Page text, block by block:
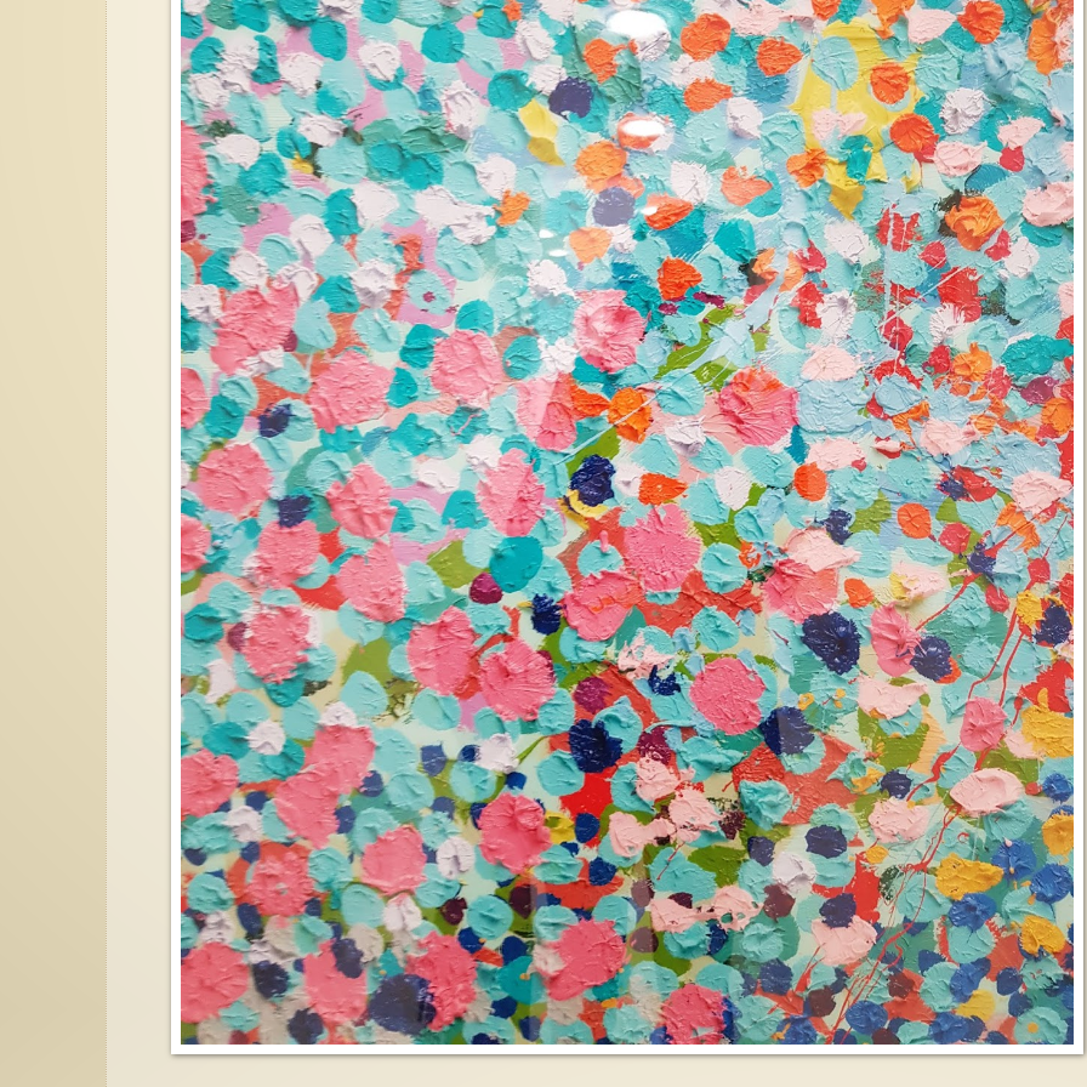
La paz es el camino
Leyendo el poema de Anna
Ajmátova, poeta rusa, que dice :
“Mi vida ha transcurrido en algún
sitio...
Inmigración
Inicié este escrito
de hablar acerca del
y arduo trabajo que...